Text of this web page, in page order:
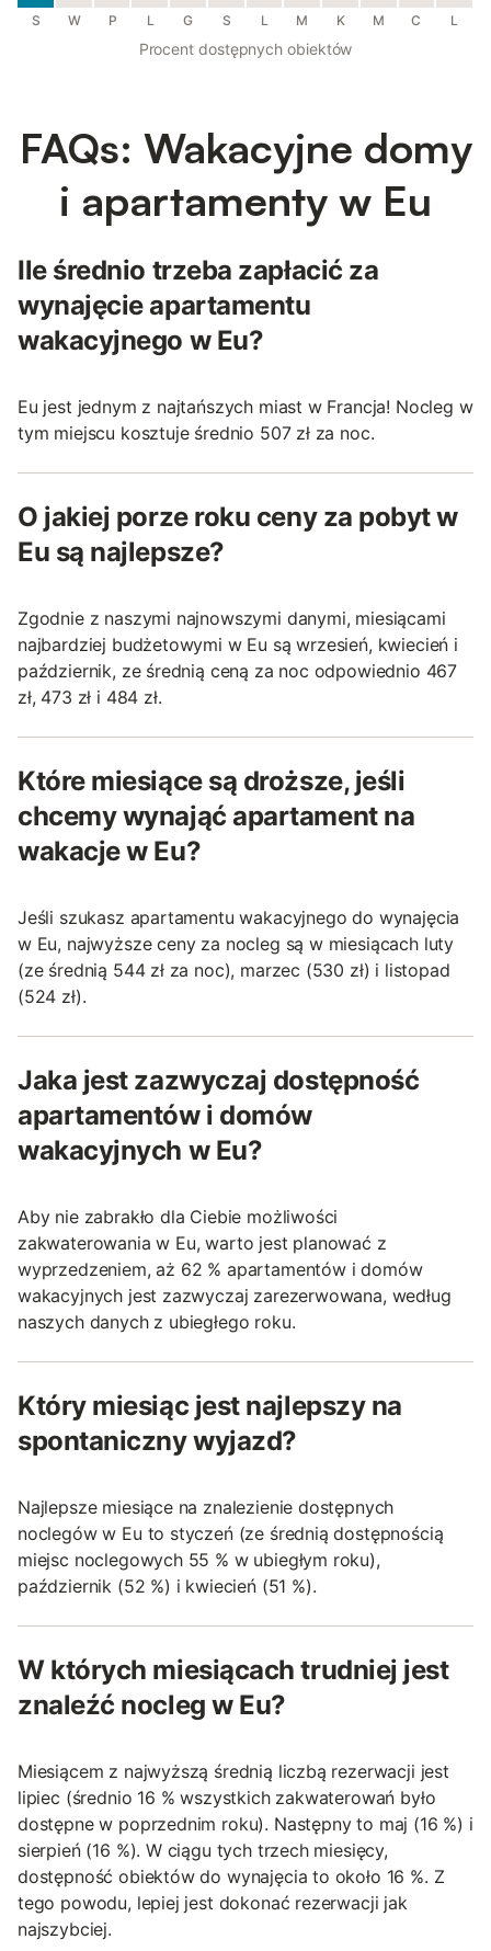
S W P L G S L M K M C L
Procent dostępnych obiektów
FAQs: Wakacyjne domy
i apartamenty w Eu
Ile średnio trzeba zapłacić za
wynajęcie apartamentu
wakacyjnego w Eu?
Eu jest jednym z najtańszych miast w Francja! Nocleg w
tym miejscu kosztuje średnio 507 zł za noc.
O jakiej porze roku ceny za pobyt w
Eu są najlepsze?
Zgodnie z naszymi najnowszymi danymi, miesiącami
najbardziej budżetowymi w Eu są wrzesień, kwiecień i
październik, ze średnią ceną za noc odpowiednio 467
zł, 473 zł i 484 zł.
Które miesiące są droższe, jeśli
chcemy wynająć apartament na
wakacje w Eu?
Jeśli szukasz apartamentu wakacyjnego do wynajęcia
w Eu, najwyższe ceny za nocleg są w miesiącach luty
(ze średnią 544 zł za noc), marzec (530 zł) i listopad
(524 zł).
Jaka jest zazwyczaj dostępność
apartamentów i domów
wakacyjnych w Eu?
Aby nie zabrakło dla Ciebie możliwości
zakwaterowania w Eu, warto jest planować z
wyprzedzeniem, aż 62 % apartamentów i domów
wakacyjnych jest zazwyczaj zarezerwowana, według
naszych danych z ubiegłego roku.
Który miesiąc jest najlepszy na
spontaniczny wyjazd?
Najlepsze miesiące na znalezienie dostępnych
noclegów w Eu to styczeń (ze średnią dostępnością
miejsc noclegowych 55 % w ubiegłym roku),
październik (52 %) i kwiecień (51 %).
W których miesiącach trudniej jest
znaleźć nocleg w Eu?
Miesiącem z najwyższą średnią liczbą rezerwacji jest
lipiec (średnio 16 % wszystkich zakwaterowań było
dostępne w poprzednim roku). Następny to maj (16 %) i
sierpień (16 %). W ciągu tych trzech miesięcy,
dostępność obiektów do wynajęcia to około 16 %. Z
tego powodu, lepiej jest dokonać rezerwacji jak
najszybciej.